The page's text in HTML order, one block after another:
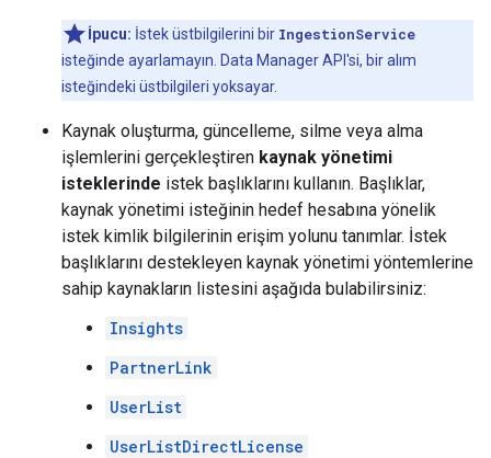
İpucu: İstek üstbilgilerini bir IngestionService
isteğinde ayarlamayın. Data Manager API'si, bir alım
isteğindeki üstbilgileri yoksayar.
Kaynak oluşturma, güncelleme, silme veya alma
işlemlerini gerçekleştiren kaynak yönetimi
isteklerinde istek başlıklarını kullanın. Başlıklar,
kaynak yönetimi isteğinin hedef hesabına yönelik
istek kimlik bilgilerinin erişim yolunu tanımlar. İstek
başlıklarını destekleyen kaynak yönetimi yöntemlerine
sahip kaynakların listesini aşağıda bulabilirsiniz:
Insights
PartnerLink
UserList
UserListDirectLicense